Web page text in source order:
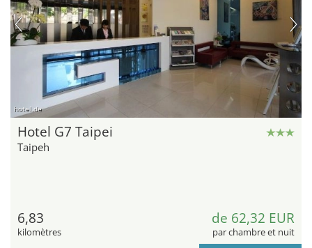
hotel.de
Hotel G7 Taipei
Taipeh
6,83
kilomètres
de 62,32 EUR
par chambre et nuit